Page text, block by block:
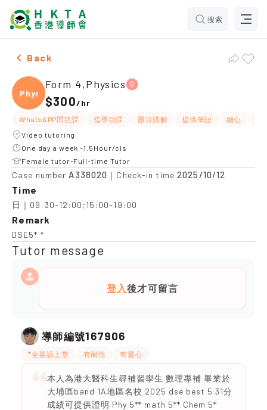
搜索
Female Form 4,Physics，Yau Tong Tuition
Back
Physi
Form 4,Physics
$300/hr
WhatsAPP問功課 指導功課 題目講解 提供筆記 細心
Video tutoring
One day a week -1.5Hour/cls
Female tutor-Full-time Tutor
Case number A338020 ｜Check-in time2025/10/12
Time
日｜09:30-12:00;15:00-19:00
Remark
DSE5* *
Tutor message
登入後才可留言
導師編號167906
*全英語上堂 有耐性 有愛心
本人為港大醫科生尋補習學生 數理專補 畢業於
大埔區band 1A地區名校 2025 dse best 5 31分
成績可提供證明 Phy 5** math 5** Chem 5*